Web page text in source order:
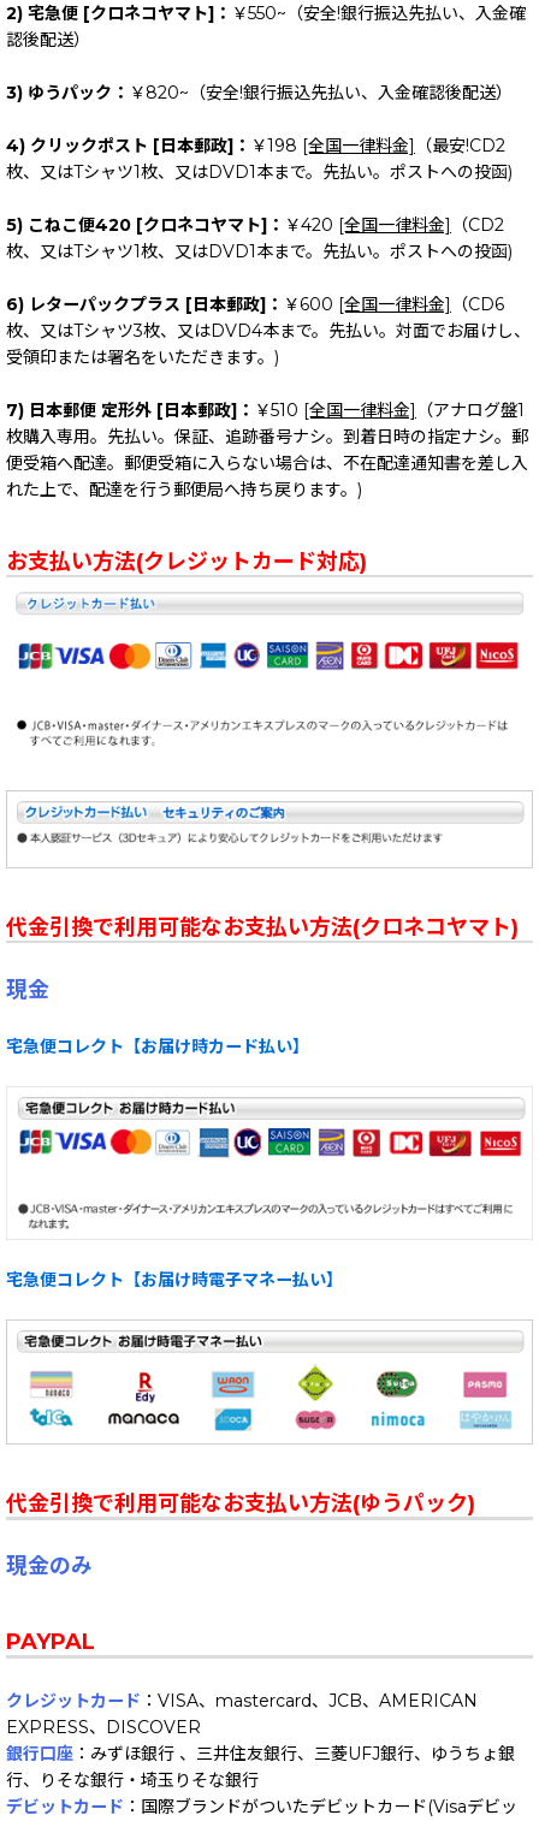
2) 宅急便 [クロネコヤマト]： ￥550~（安全!銀行振込先払い、入金確
認後配送）
3) ゆうパック： ￥820~（安全!銀行振込先払い、入金確認後配送）
4) クリックポスト [日本郵政]： ￥198 [全国一律料金]
（最安!CD2
枚、又はTシャツ1枚、又はDVD1本まで。先払い。ポストへの投函)
5) こねこ便420 [クロネコヤマト]： ￥420 [全国一律料金]
（CD2
枚、又はTシャツ1枚、又はDVD1本まで。先払い。ポストへの投函)
6) レターパックプラス [日本郵政]： ￥600 [全国一律料金]
（CD6
枚、又はTシャツ3枚、又はDVD4本まで。先払い。対面でお届けし、
受領印または署名をいただきます。)
7) 日本郵便 定形外 [日本郵政]： ￥510 [全国一律料金]
（アナログ盤1
枚購入専用。先払い。保証、追跡番号ナシ。到着日時の指定ナシ。郵
便受箱へ配達。郵便受箱に入らない場合は、不在配達通知書を差し入
れた上で、配達を行う郵便局へ持ち戻ります。)
お支払い方法(クレジットカード対応)
代金引換で利用可能なお支払い方法(クロネコヤマト)
現金
宅急便コレクト【お届け時カード払い】
宅急便コレクト【お届け時電子マネー払い】
代金引換で利用可能なお支払い方法(ゆうパック)
現金のみ
PAYPAL
クレジットカード ：VISA、mastercard、JCB、AMERICAN
EXPRESS、DISCOVER
銀行口座 ：みずほ銀行 、三井住友銀行、三菱UFJ銀行、ゆうちょ銀
行、りそな銀行・埼玉りそな銀行
デビットカード ：国際ブランドがついたデビットカード(Visaデビッ